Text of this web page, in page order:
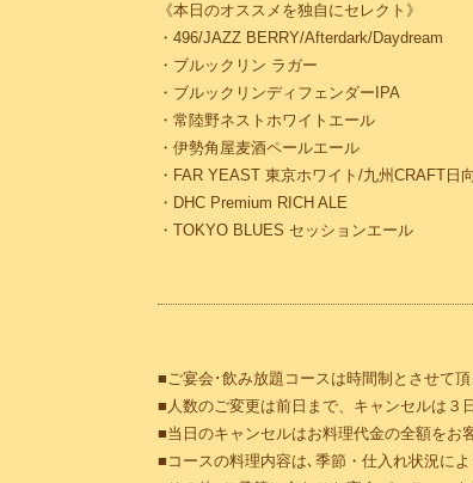
《本日のオススメを独自にセレクト》
・496/JAZZ BERRY/Afterdark/Daydream
・ブルックリン ラガー
・ブルックリンディフェンダーIPA
・常陸野ネストホワイトエール
・伊勢角屋麦酒ペールエール
・FAR YEAST 東京ホワイト/九州CRAFT日
・DHC Premium RICH ALE
・TOKYO BLUES セッションエール
■ご宴会･飲み放題コースは時間制とさせて頂
■人数のご変更は前日まで、キャンセルは３
■当日のキャンセルはお料理代金の全額をお
■コースの料理内容は､季節・仕入れ状況に